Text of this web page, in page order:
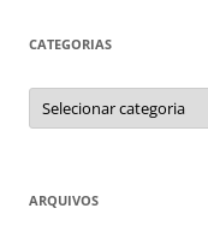
CATEGORIAS
Categorias
ARQUIVOS